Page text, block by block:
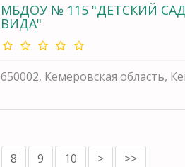
МБДОУ № 115 "ДЕТСКИЙ
ВИДА"
650002, Кемеровская область,
8 9 10 > >>